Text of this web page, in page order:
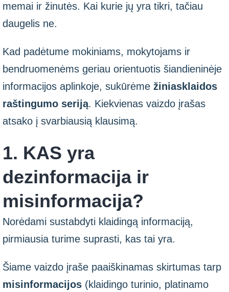
memai ir žinutės. Kai kurie jų yra tikri, tačiau
daugelis ne.
Kad padėtume mokiniams, mokytojams ir
bendruomenėms geriau orientuotis šiandieninėje
informacijos aplinkoje, sukūrėme žiniasklaidos
raštingumo seriją. Kiekvienas vaizdo įrašas
atsako į svarbiausią klausimą.
1. KAS yra
dezinformacija ir
misinformacija?
Norėdami sustabdyti klaidingą informaciją,
pirmiausia turime suprasti, kas tai yra.
Šiame vaizdo įraše paaiškinamas skirtumas tarp
misinformacijos (klaidingo turinio, platinamo